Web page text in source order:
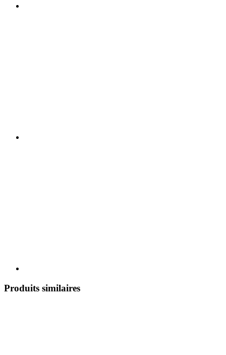
Produits similaires